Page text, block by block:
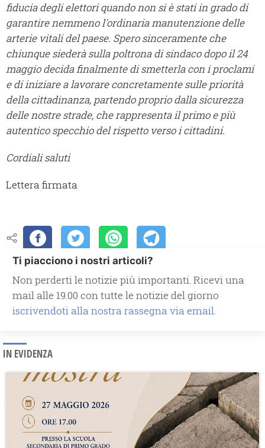
fiducia degli elettori quando non si è stati in grado di
garantire nemmeno l'ordinaria manutenzione delle
arterie vitali del paese. Spero sinceramente che
chiunque siederà sulla poltrona di sindaco dopo il 24
maggio decida finalmente di smetterla con i proclami
e di iniziare a lavorare concretamente sulle priorità
della cittadinanza, partendo proprio dalla sicurezza
delle nostre strade, che rappresenta il primo e più
autentico specchio del rispetto verso i cittadini.
Cordiali saluti
Lettera firmata
Ti piacciono i nostri articoli?
Non perderti le notizie più importanti. Ricevi una
mail alle 19.00 con tutte le notizie del giorno
iscrivendoti alla nostra rassegna via email.
IN EVIDENZA